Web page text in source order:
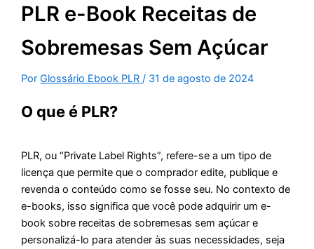
PLR e-Book Receitas de
Sobremesas Sem Açúcar
PorGlossário Ebook PLR/ 31 de agosto de 2024
O que é PLR?
PLR, ou “Private Label Rights”, refere-se a um tipo de
licença que permite que o comprador edite, publique e
revenda o conteúdo como se fosse seu. No contexto de
e-books, isso significa que você pode adquirir um e-
book sobre receitas de sobremesas sem açúcar e
personalizá-lo para atender às suas necessidades, seja